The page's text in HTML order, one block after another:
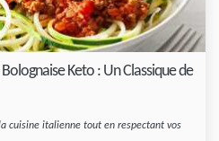
Keto : Un Classique de
cuisine italienne tout en respectant vos